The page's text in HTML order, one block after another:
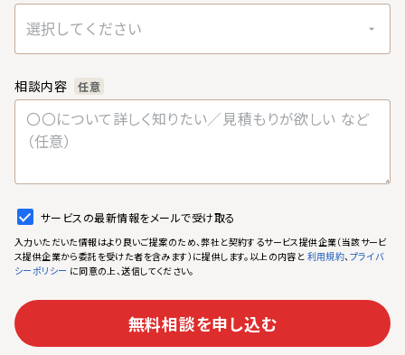
選択してください
相談内容 任意
サービスの最新情報をメールで受け取る
入力いただいた情報はより良いご提案のため、弊社と契約するサービス提供企業（当該サービ
ス提供企業から委託を受けた者を含みます）に提供します。以上の内容と 利用規約、プライバ
シーポリシー に同意の上、送信してください。
無料相談を申し込む